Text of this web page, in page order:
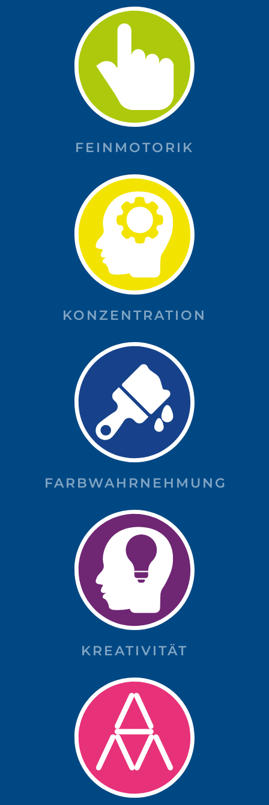
FEINMOTORIK
KONZENTRATION
FARBWAHRNEHMUNG
KREATIVITÄT